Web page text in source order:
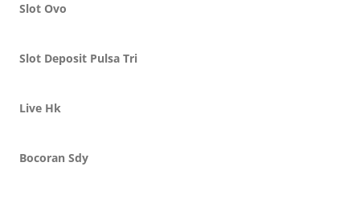
Slot Ovo
Slot Deposit Pulsa Tri
Live Hk
Bocoran Sdy